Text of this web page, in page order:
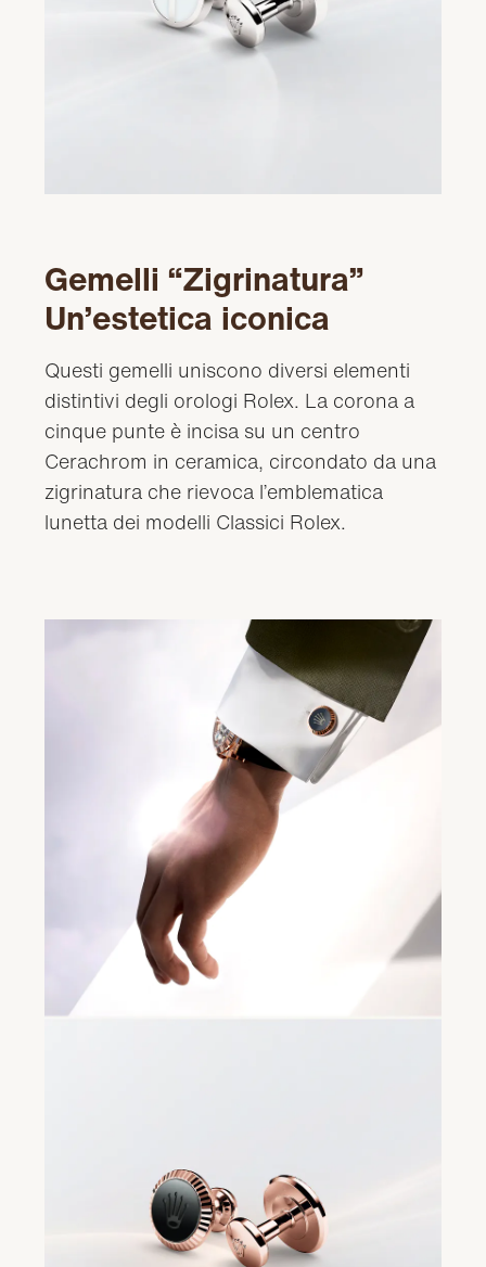
Gemelli “Zigrinatura”
Un’estetica iconica
Questi gemelli uniscono diversi elementi
distintivi degli orologi Rolex. La corona a
cinque punte è incisa su un centro
Cerachrom in ceramica, circondato da una
zigrinatura che rievoca l’emblematica
lunetta dei modelli Classici Rolex.